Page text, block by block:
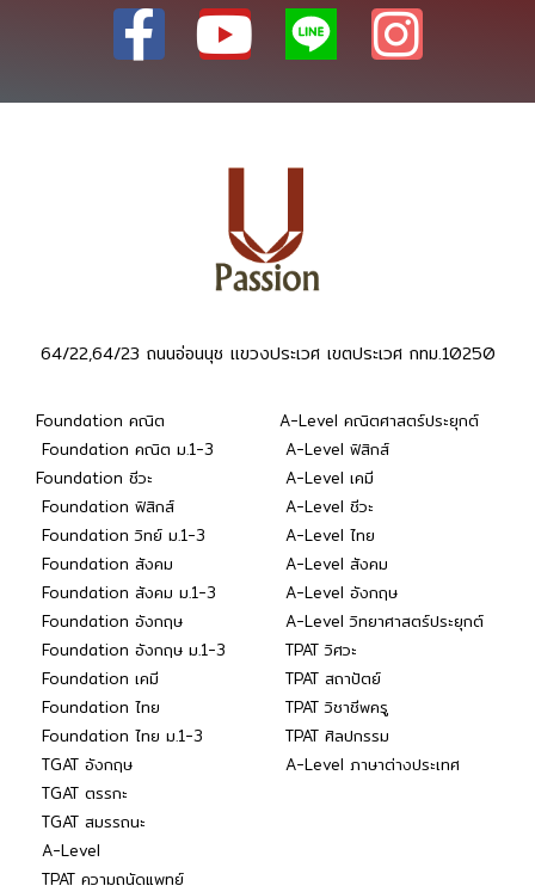
64/22,64/23 ถนนอ่อนนุช แขวงประเวศ เขตประเวศ กทม.10250
Foundation คณิต
Foundation คณิต ม.1-3
Foundation ชีวะ
Foundation ฟิสิกส์
Foundation วิทย์ ม.1-3
Foundation สังคม
Foundation สังคม ม.1-3
Foundation อังกฤษ
Foundation อังกฤษ ม.1-3
Foundation เคมี
Foundation ไทย
Foundation ไทย ม.1-3
TGAT อังกฤษ
TGAT ตรรกะ
TGAT สมรรถนะ
A-Level
TPAT ความถนัดแพทย์
A-Level คณิตศาสตร์ประยุกต์
A-Level ฟิสิกส์
A-Level เคมี
A-Level ชีวะ
A-Level ไทย
A-Level สังคม
A-Level อังกฤษ
A-Level วิทยาศาสตร์ประยุกต์
TPAT วิศวะ
TPAT สถาปัตย์
TPAT วิชาชีพครู
TPAT ศิลปกรรม
A-Level ภาษาต่างประเทศ